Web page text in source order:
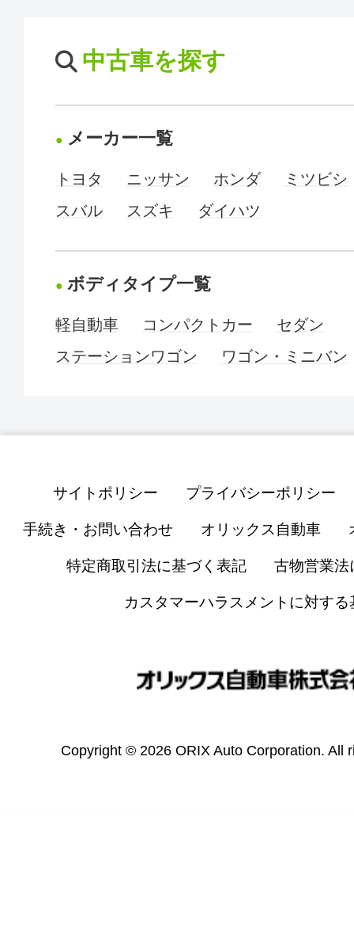
中古車を探す
メーカー一覧
トヨタ ニッサン ホンダ
ミツビシ
スバル
スズキ ダイハツ
ボディタイプ一覧
軽自動車 コンパクトカー
セダン
ステーションワゴン
ワゴン・ミニバン
サイトポリシー プライバシーポリシー
手続き・お問い合わせ オリックス自動車
特定商取引法に基づく表記 古物営業法
カスタマーハラスメントに対する
Copyright © 2026 ORIX Auto Corporation. All